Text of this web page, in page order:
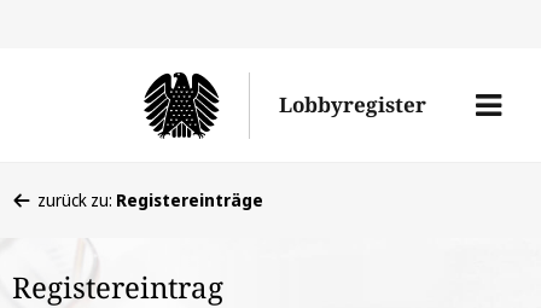
Lobbyregister
Menü
befinden
hier:
zurück zu: Registereinträge
Registereintrag